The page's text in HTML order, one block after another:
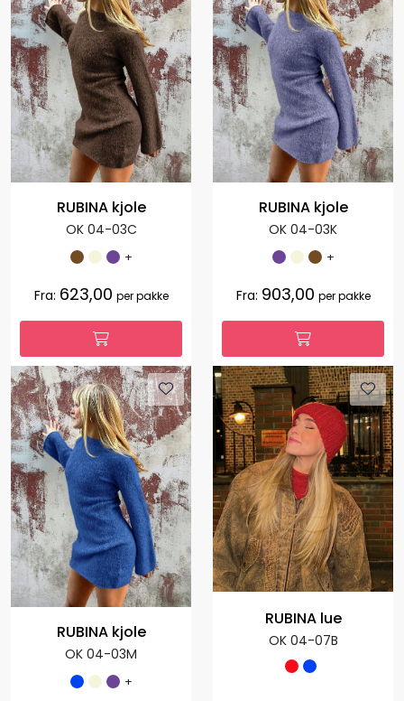
RUBINA kjole
OK 04-03C
+
Fra: 623,00 per pakke
RUBINA kjole
OK 04-03K
+
Fra: 903,00 per pakke
RUBINA kjole
OK 04-03M
+
RUBINA lue
OK 04-07B